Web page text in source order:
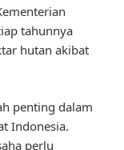
tahunnya
hutan akibat
penting dalam
Indonesia.
perlu